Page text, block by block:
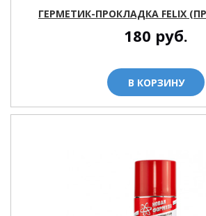
ГЕРМЕТИК-ПРОКЛАДКА FELIX
180 руб.
В КОРЗИНУ